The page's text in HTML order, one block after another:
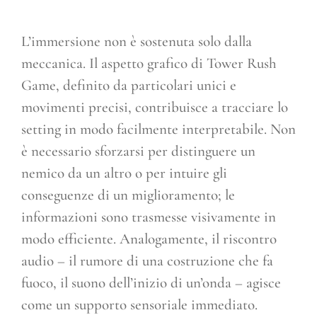
L’immersione non è sostenuta solo dalla
meccanica. Il aspetto grafico di Tower Rush
Game, definito da particolari unici e
movimenti precisi, contribuisce a tracciare lo
setting in modo facilmente interpretabile. Non
è necessario sforzarsi per distinguere un
nemico da un altro o per intuire gli
conseguenze di un miglioramento; le
informazioni sono trasmesse visivamente in
modo efficiente. Analogamente, il riscontro
audio – il rumore di una costruzione che fa
fuoco, il suono dell’inizio di un’onda – agisce
come un supporto sensoriale immediato.